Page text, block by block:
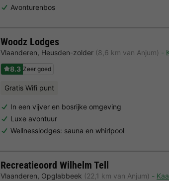
Avonturenbos
Woodz Lodges
Vlaanderen, Heusden-zolder (8,6 km van Anjum)
8.3 Zeer goed
Gratis Wifi punt
In een vijver en bosrijke omgeving
Luxe avontuur
Wellnesslodges: sauna en whirlpool
Recreatieoord Wilhelm Tell
Vlaanderen, Opglabbeek (22,1 km van Anjum)